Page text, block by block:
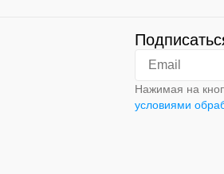
Нажимая на
условиями